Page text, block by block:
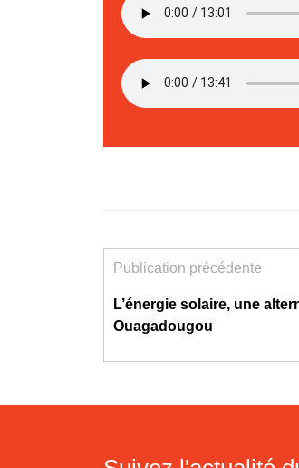
Publication précédente
L’énergie solaire, une
Ouagadougou